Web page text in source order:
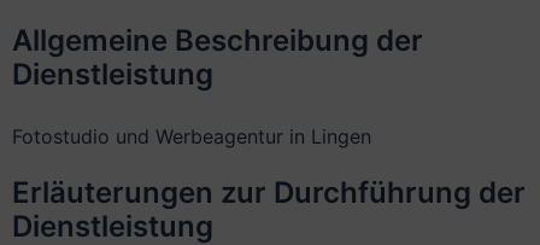
Allgemeine Beschreibung der
Dienstleistung
Fotostudio und Werbeagentur in Lingen
Erläuterungen zur Durchführung der
Dienstleistung